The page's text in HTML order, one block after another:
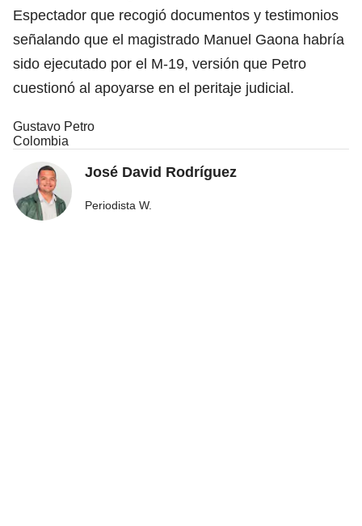
Espectador que recogió documentos y testimonios
señalando que el magistrado Manuel Gaona habría
sido ejecutado por el M-19, versión que Petro
cuestionó al apoyarse en el peritaje judicial.
Gustavo Petro
Colombia
José David Rodríguez
Periodista W.